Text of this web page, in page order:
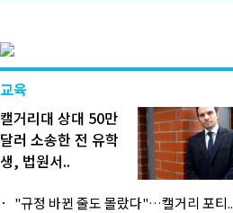
교육
캘거리대 상대 50만
달러 소송한 전 유학
생, 법원서..
"규정 바뀐 줄도 몰랐다"…캘거리 포티..